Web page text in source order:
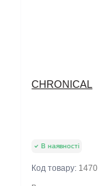
CHRONICAL
В наявності
Код товару: 1470